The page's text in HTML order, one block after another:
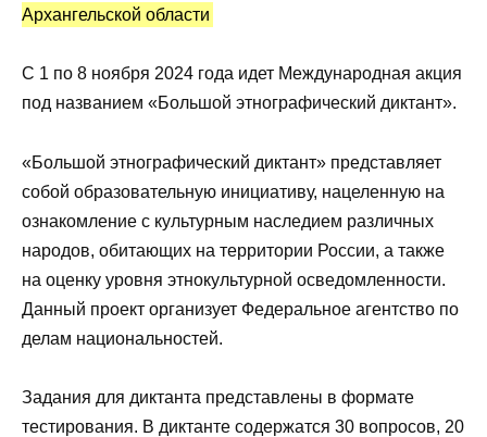
Архангельской области
С 1 по 8 ноября 2024 года идет Международная акция
под названием «Большой этнографический диктант».
«Большой этнографический диктант» представляет
собой образовательную инициативу, нацеленную на
ознакомление с культурным наследием различных
народов, обитающих на территории России, а также
на оценку уровня этнокультурной осведомленности.
Данный проект организует Федеральное агентство по
делам национальностей.
Задания для диктанта представлены в формате
тестирования. В диктанте содержатся 30 вопросов, 20